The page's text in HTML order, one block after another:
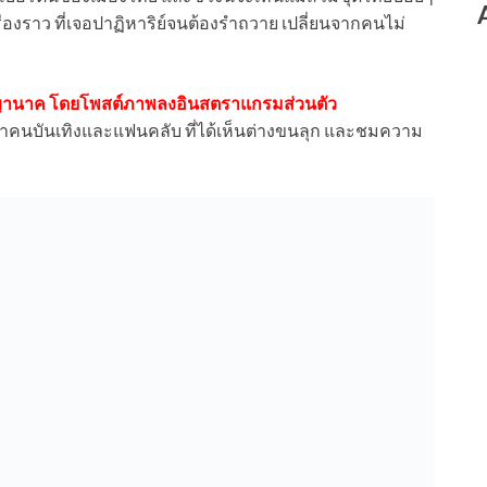
ราว ที่เจอปาฏิหาริย์จนต้องรำถวาย เปลี่ยนจากคนไม่
นาค โดยโพสต์ภาพลงอินสตราแกรมส่วนตัว
คนบันเทิงและแฟนคลับ ที่ได้เห็นต่างขนลุก และชมความ